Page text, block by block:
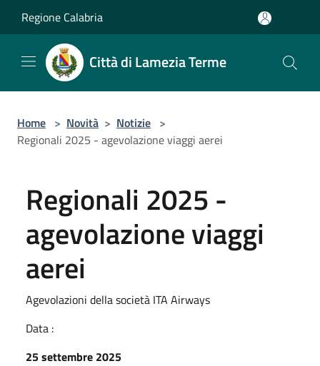
Regione Calabria
Città di Lamezia Terme
Home > Novità > Notizie >
Regionali 2025 - agevolazione viaggi aerei
Regionali 2025 -
agevolazione viaggi
aerei
Agevolazioni della società ITA Airways
Data :
25 settembre 2025